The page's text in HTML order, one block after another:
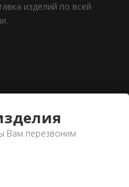
изделий по всей
Вам перезвоним